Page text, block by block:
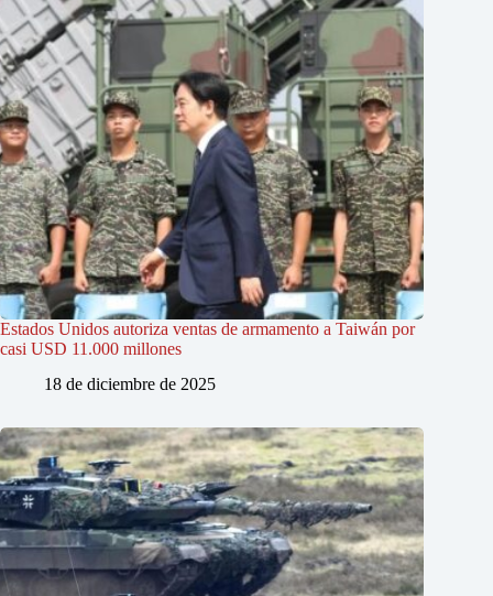
Estados Unidos autoriza ventas de armamento a Taiwán por
casi USD 11.000 millones
18 de diciembre de 2025